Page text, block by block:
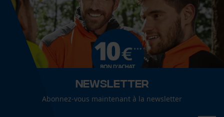
Optique/motif
couleur unie
Type de poche
Newsletter
Abonnez-vous maintenant à la newsletter
Cookies de performance et de
fonctionnalité
Loop54 Personalization
Page d'accueil personnalisée